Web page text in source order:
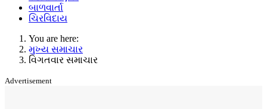
બાળવાર્તા
ચિરવિદાય
You are here:
મુખ્ય સમાચાર
વિગતવાર સમાચાર
Advertisement